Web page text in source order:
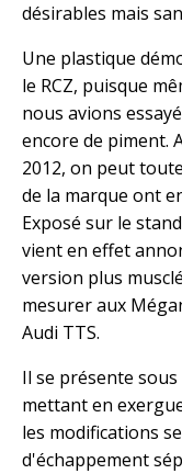
désirables mais
Une plastique
le RCZ, puisque
nous avions
encore de piment.
2012, on peut
de la marque ont
Exposé sur le
vient en effet
version plus
mesurer aux
Audi TTS.
Il se présente
mettant en
les modifications
d'échappement